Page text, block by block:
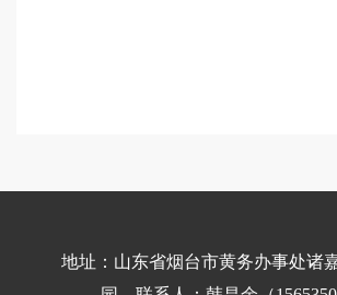
地址：山东省烟台市黄务办事处诸